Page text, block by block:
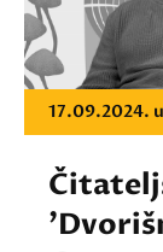
17.09.2024.